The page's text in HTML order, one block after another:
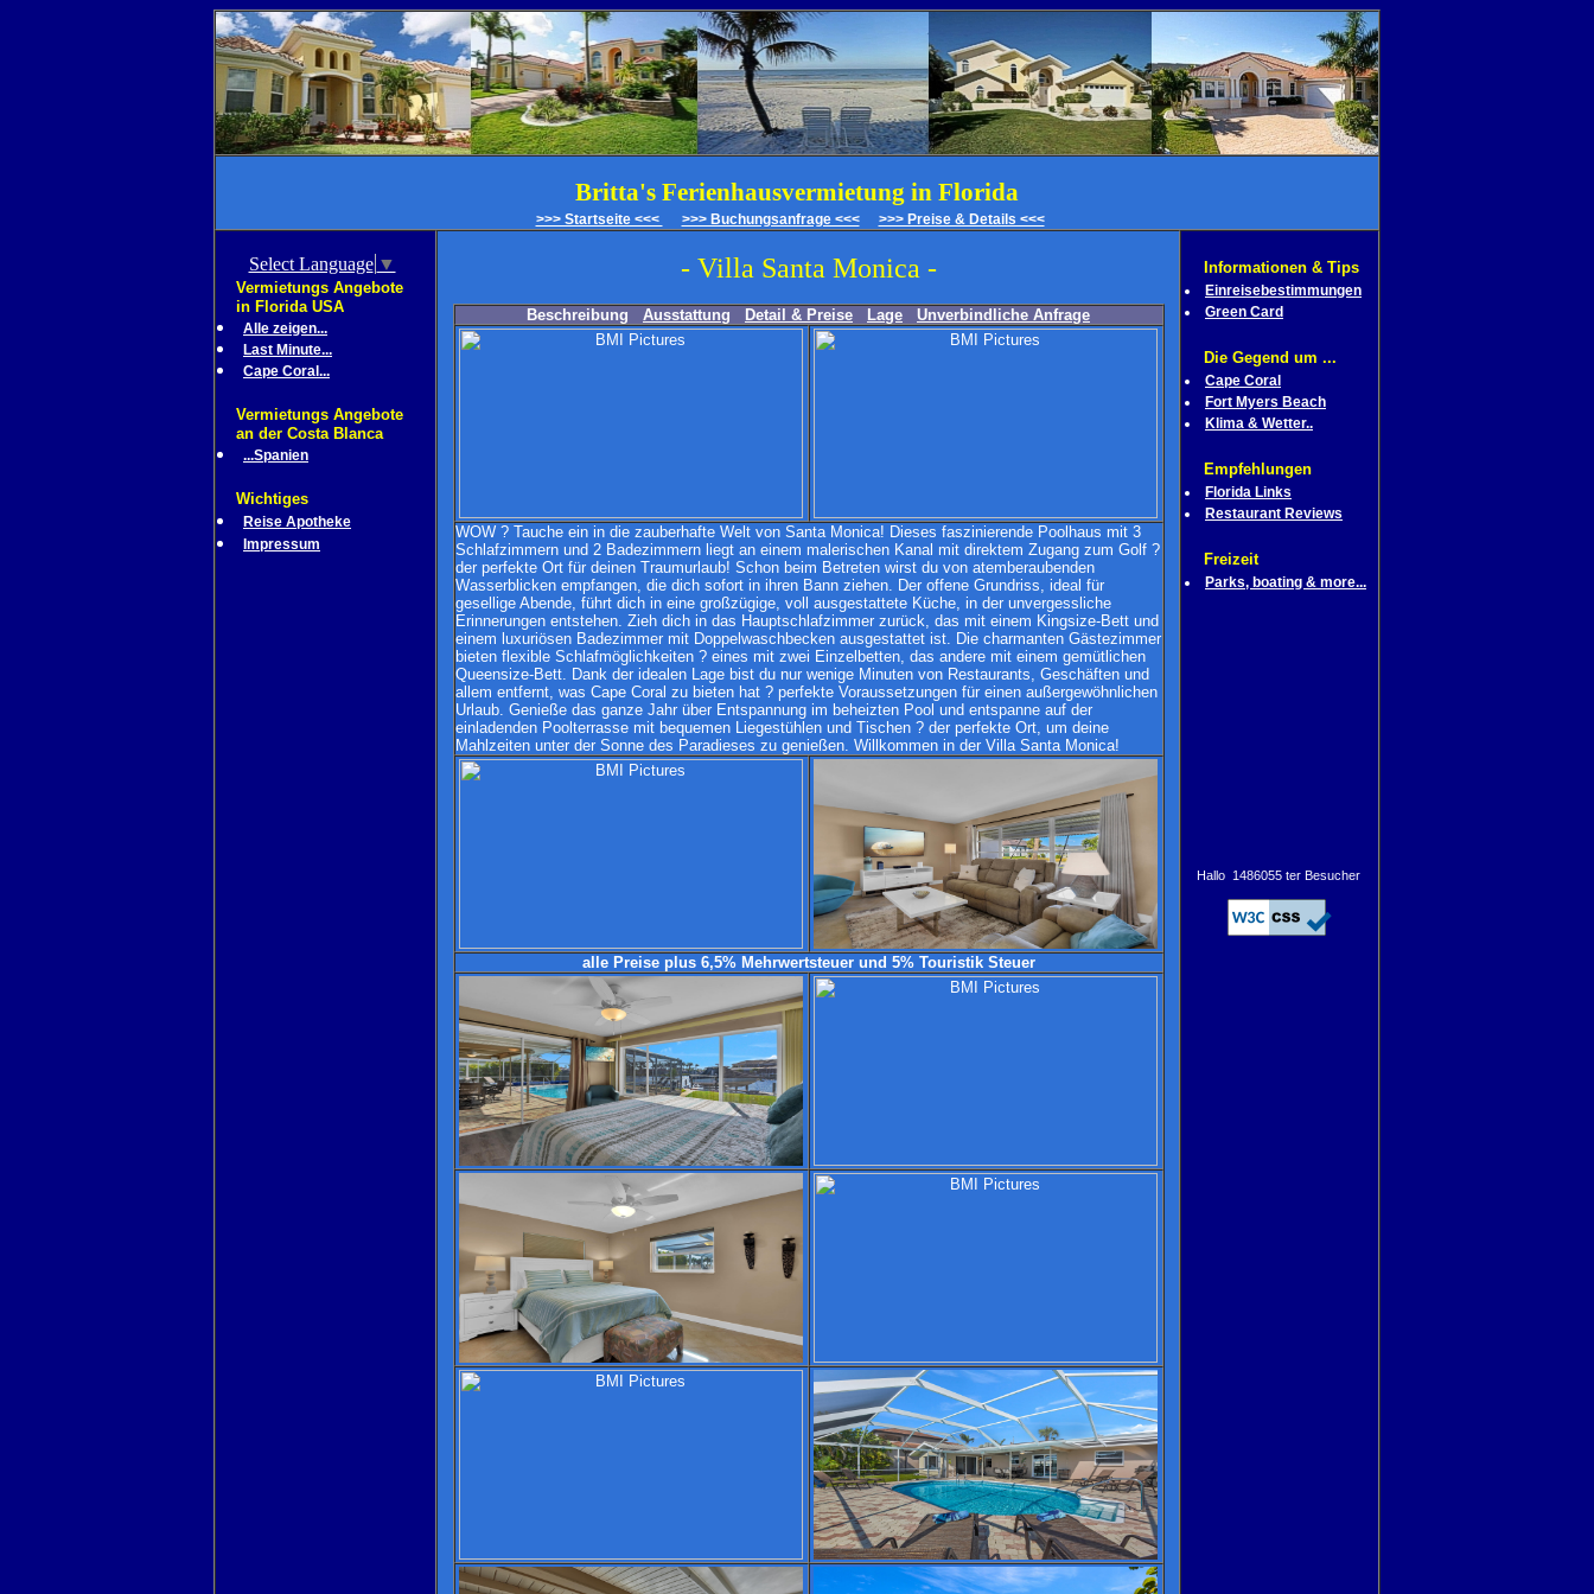
Britta's Ferienhausvermietung in Florida
>>> Startseite <<< >>> Buchungsanfrage <<< >>> Preise & Details <<<
Select Language ▼
Vermietungs Angebote
in Florida USA
Alle zeigen...
Last Minute...
Cape Coral...
Vermietungs Angebote
an der Costa Blanca
...Spanien
Wichtiges
Reise Apotheke
Impressum
- Villa Santa Monica -
Beschreibung Ausstattung Detail & Preise Lage Unverbindliche Anfrage
WOW ? Tauche ein in die zauberhafte Welt von Santa Monica! Dieses faszinierende Poolhaus mit 3
Schlafzimmern und 2 Badezimmern liegt an einem malerischen Kanal mit direktem Zugang zum Golf ?
der perfekte Ort für deinen Traumurlaub! Schon beim Betreten wirst du von atemberaubenden
Wasserblicken empfangen, die dich sofort in ihren Bann ziehen. Der offene Grundriss, ideal für
gesellige Abende, führt dich in eine großzügige, voll ausgestattete Küche, in der unvergessliche
Erinnerungen entstehen. Zieh dich in das Hauptschlafzimmer zurück, das mit einem Kingsize-Bett und
einem luxuriösen Badezimmer mit Doppelwaschbecken ausgestattet ist. Die charmanten Gästezimmer
bieten flexible Schlafmöglichkeiten ? eines mit zwei Einzelbetten, das andere mit einem gemütlichen
Queensize-Bett. Dank der idealen Lage bist du nur wenige Minuten von Restaurants, Geschäften und
allem entfernt, was Cape Coral zu bieten hat ? perfekte Voraussetzungen für einen außergewöhnlichen
Urlaub. Genieße das ganze Jahr über Entspannung im beheizten Pool und entspanne auf der
einladenden Poolterrasse mit bequemen Liegestühlen und Tischen ? der perfekte Ort, um deine
Mahlzeiten unter der Sonne des Paradieses zu genießen. Willkommen in der Villa Santa Monica!
alle Preise plus 6,5% Mehrwertsteuer und 5% Touristik Steuer
Informationen & Tips
Einreisebestimmungen
Green Card
Die Gegend um ...
Cape Coral
Fort Myers Beach
Klima & Wetter..
Empfehlungen
Florida Links
Restaurant Reviews
Freizeit
Parks, boating & more...
Hallo 1486055 ter Besucher